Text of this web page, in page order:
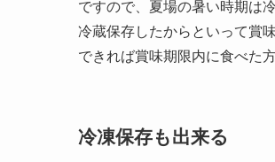
基本的には見た目やにおい、
確認の上自己責任にはなりま